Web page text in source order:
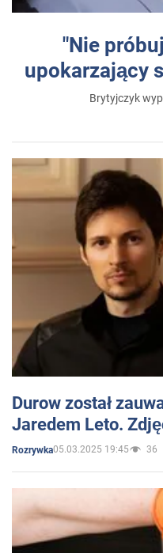
"Nie
upokarzający
Brytyjczyk
Durow został
Jaredem Leto.
Rozrywka05.03.2025 19:45 36